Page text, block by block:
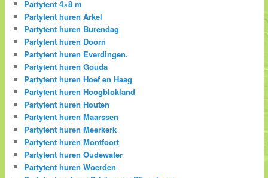
Partytent 4×8 m
Partytent huren Arkel
Partytent huren Burendag
Partytent huren Doorn
Partytent huren Everdingen.
Partytent huren Gouda
Partytent huren Hoef en Haag
Partytent huren Hoogblokland
Partytent huren Houten
Partytent huren Maarssen
Partytent huren Meerkerk
Partytent huren Montfoort
Partytent huren Oudewater
Partytent huren Woerden